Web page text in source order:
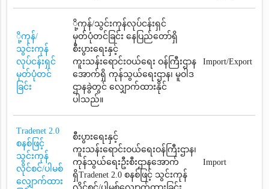
ို့ကုန်/
သွင်းကုန်
လုပ်ငန်းရှင်
မှတ်ပုံတင်
ခြင်း
ို့ကုန်/သွင်းကုန်လုပ်ငန်းရှင်
မှတ်ပုံတင်ခြင်း နေပြည်တော်ရှိ
စီးပွားရေးနှင့်
ကူးသန်းရောင်းဝယ်ရေး ဝန်ကြီးဌာန
အောက်ရှိ ကုန်သွယ်ရေးဌာန၊ မူဝါဒ
ဌာနခွဲတွင် လျှောက်ထားနိုင်
ပါသည်။
Import/Export
Tradenet 2.0
စနစ်ဖြင့်
သွင်းကုန်
လိုင်စင်/ပါမစ်
လျှောက်ထား
စီးပွားရေးနှင့်
ကူးသန်းရောင်းဝယ်ရေးဝန်ကြီးဌာန၊
ကုန်သွယ်ရေးဦးစီးဌာနအောက်
ရှိTradenet 2.0 စနစ်ဖြင့် သွင်းကုန်
Import